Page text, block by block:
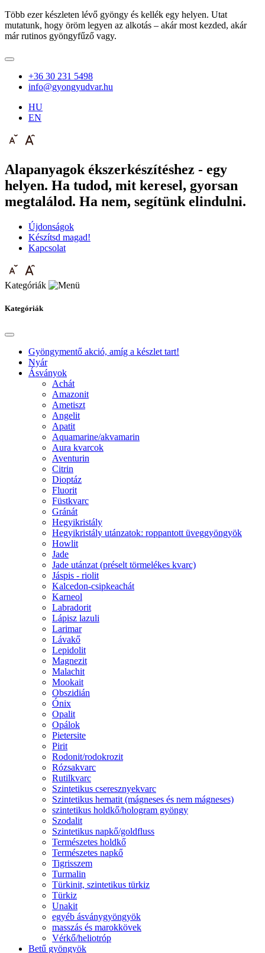
Több ezer készleten lévő gyöngy és kellék egy helyen. Utat
mutatunk, hogy öröm legyen az alkotás – akár most kezded, akár
már rutinos gyöngyfűző vagy.
+36 30 231 5498
info@gyongyudvar.hu
HU
EN
Alapanyagok ékszerkészítéshez - egy
helyen. Ha tudod, mit keresel, gyorsan
megtalálod. Ha nem, segítünk elindulni.
Újdonságok
Készítsd magad!
Kapcsolat
Kategóriák
Kategóriák
Gyöngymentő akció, amíg a készlet tart!
Nyár
Ásványok
Achát
Amazonit
Ametiszt
Angelit
Apatit
Aquamarine/akvamarin
Aura kvarcok
Aventurin
Citrin
Dioptáz
Fluorit
Füstkvarc
Gránát
Hegyikristály
Hegyikristály utánzatok: roppantott üveggyöngyök
Howlit
Jade
Jade utánzat (préselt törmelékes kvarc)
Jáspis - riolit
Kalcedon-csipkeachát
Karneol
Labradorit
Lápisz lazuli
Larimar
Lávakő
Lepidolit
Magnezit
Malachit
Mookait
Obszidián
Ónix
Opalit
Opálok
Pietersite
Pirit
Rodonit/rodokrozit
Rózsakvarc
Rutilkvarc
Szintetikus cseresznyekvarc
Szintetikus hematit (mágneses és nem mágneses)
szintetikus holdkő/hologram gyöngy
Szodalit
Szintetikus napkő/goldfluss
Természetes holdkő
Természetes napkő
Tigrisszem
Turmalin
Türkinit, szintetikus türkiz
Türkiz
Unakit
egyéb ásványgyöngyök
masszás és marokkövek
Vérkő/heliotróp
Betű gyöngyök